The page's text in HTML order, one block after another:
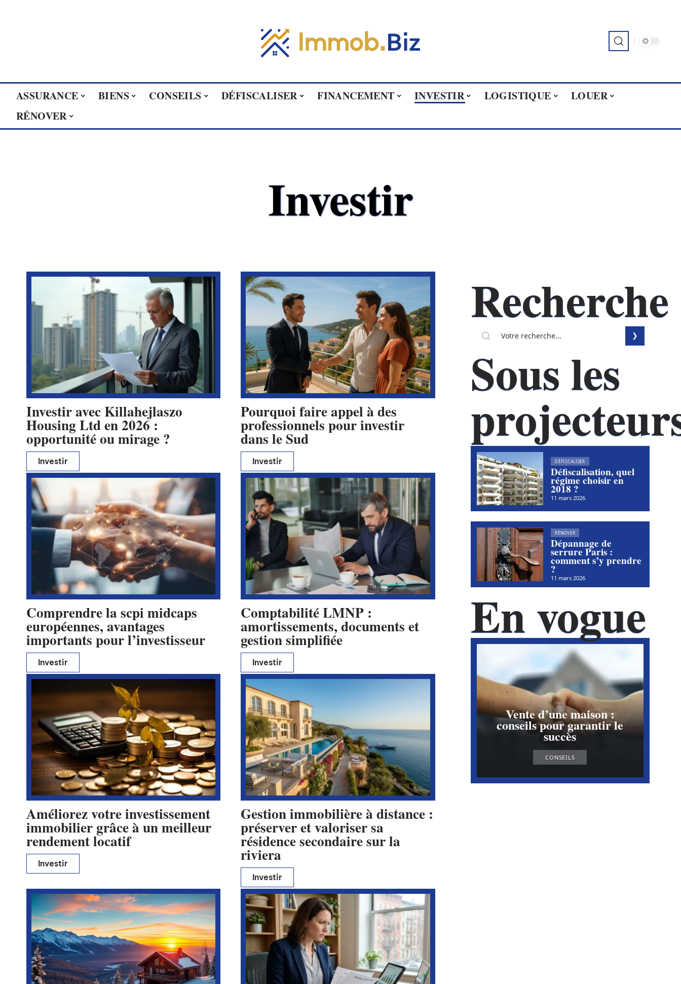
ASSURANCE BIENS CONSEILS DÉFISCALISER FINANCEMENT INVESTIR LOGISTIQUE
LOUER
RÉNOVER
Investir
Investir avec Killahejlaszo
Housing Ltd en 2026 :
opportunité ou mirage ?
Investir
Pourquoi faire appel à des
professionnels pour investir
dans le Sud
Investir
Comprendre la scpi midcaps
européennes, avantages
importants pour l’investisseur
Investir
Comptabilité LMNP :
amortissements, documents et
gestion simplifiée
Investir
Améliorez votre investissement
immobilier grâce à un meilleur
rendement locatif
Investir
Gestion immobilière à distance :
préserver et valoriser sa
résidence secondaire sur la
riviera
Investir
Recherche
Sous les
DÉFISCALISER
Défiscalisation, quel
régime choisir en
2018 ?
11 mars 2026
RÉNOVER
Dépannage de
serrure Paris :
comment s’y prendre
?
11 mars 2026
En vogue
Vente d’une maison :
conseils pour garantir le
succès
CONSEILS